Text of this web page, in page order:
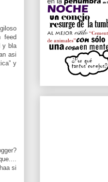
feed
y bla
asi
y
si